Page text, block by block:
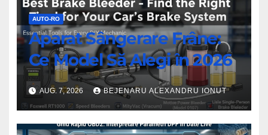
AUTO-RO
Aparat Sângerare Frâne:
Ce Model Să Alegi în 2026
AUG. 7, 2026 BEJENARU ALEXANDRU IONUT